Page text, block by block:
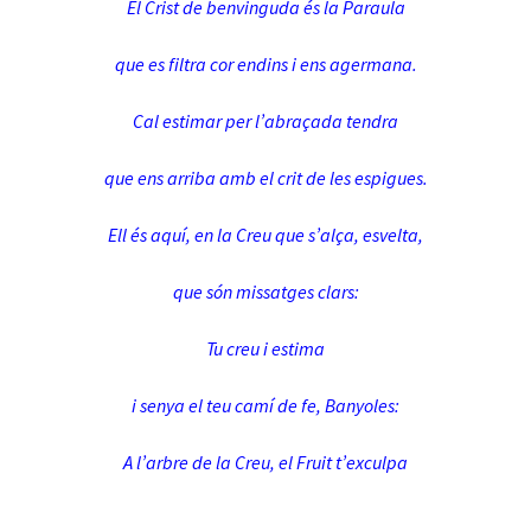
El Crist de benvinguda és la Paraula
que es filtra cor endins i ens agermana.
Cal estimar per l’abraçada tendra
que ens arriba amb el crit de les espigues.
Ell és aquí, en la Creu que s’alça, esvelta,
que són missatges clars:
Tu creu i estima
i senya el teu camí de fe, Banyoles:
A l’arbre de la Creu, el Fruit t’exculpa